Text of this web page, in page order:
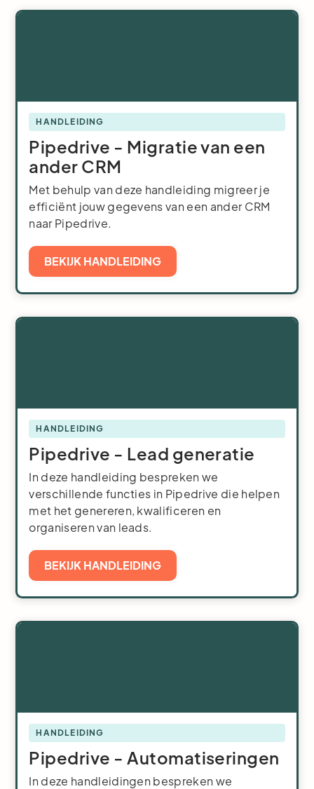
HANDLEIDING
Pipedrive - Migratie van een
ander CRM
Met behulp van deze handleiding migreer je
efficiënt jouw gegevens van een ander CRM
naar Pipedrive.
BEKIJK HANDLEIDING
HANDLEIDING
Pipedrive - Lead generatie
In deze handleiding bespreken we
verschillende functies in Pipedrive die helpen
met het genereren, kwalificeren en
organiseren van leads.
BEKIJK HANDLEIDING
HANDLEIDING
Pipedrive - Automatiseringen
In deze handleidingen bespreken we